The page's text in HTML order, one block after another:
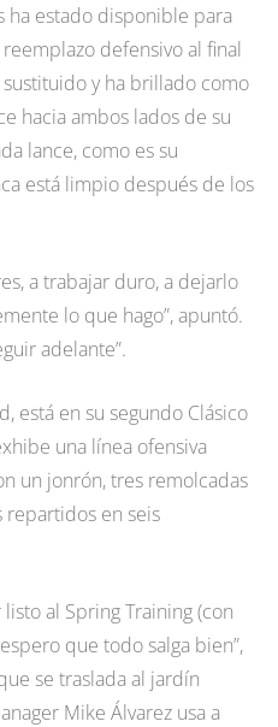
ha estado disponible para
defensivo al final
y ha brillado como
hacia ambos lados de su
lance, como es su
está limpio después de los
a trabajar duro, a dejarlo
lo que hago”, apuntó.
adelante”.
está en su segundo Clásico
una línea ofensiva
un jonrón, tres remolcadas
repartidos en seis
al Spring Training (con
que todo salga bien”,
se traslada al jardín
Mike Álvarez usa a